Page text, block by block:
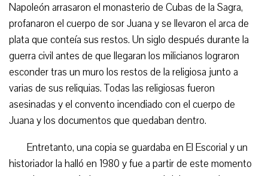
Napoleón arrasaron el monasterio de Cubas de la Sagra,
profanaron el cuerpo de sor Juana y se llevaron el arca de
plata que conteía sus restos. Un siglo después durante la
guerra civil antes de que llegaran los milicianos lograron
esconder tras un muro los restos de la religiosa junto a
varias de sus reliquias. Todas las religiosas fueron
asesinadas y el convento incendiado con el cuerpo de
Juana y los documentos que quedaban dentro.
Entretanto, una copia se guardaba en El Escorial y un
historiador la halló en 1980 y fue a partir de este momento